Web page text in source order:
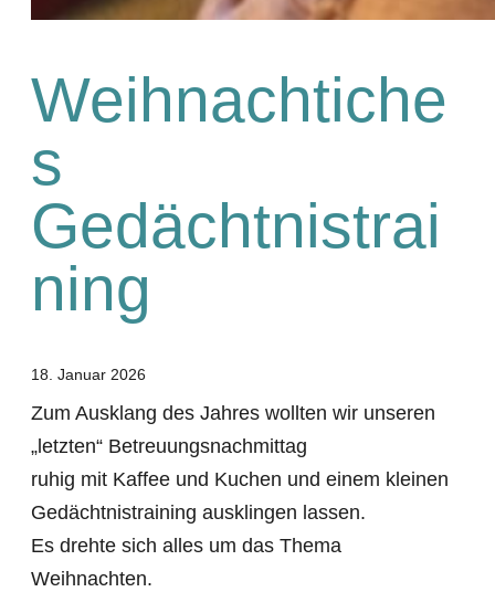
Weihnachtiche
s
Gedächtnistrai
ning
18. Januar 2026
Zum Ausklang des Jahres wollten wir unseren
„letzten“ Betreuungsnachmittag
ruhig mit Kaffee und Kuchen und einem kleinen
Gedächtnistraining ausklingen lassen.
Es drehte sich alles um das Thema
Weihnachten.